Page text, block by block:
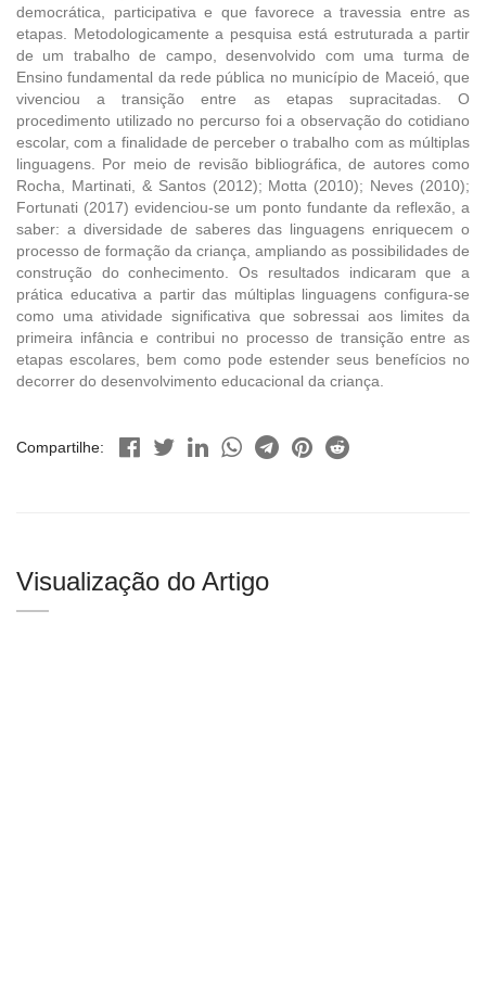
democrática, participativa e que favorece a travessia entre as
etapas. Metodologicamente a pesquisa está estruturada a partir
de um trabalho de campo, desenvolvido com uma turma de
Ensino fundamental da rede pública no município de Maceió, que
vivenciou a transição entre as etapas supracitadas. O
procedimento utilizado no percurso foi a observação do cotidiano
escolar, com a finalidade de perceber o trabalho com as múltiplas
linguagens. Por meio de revisão bibliográfica, de autores como
Rocha, Martinati, & Santos (2012); Motta (2010); Neves (2010);
Fortunati (2017) evidenciou-se um ponto fundante da reflexão, a
saber: a diversidade de saberes das linguagens enriquecem o
processo de formação da criança, ampliando as possibilidades de
construção do conhecimento. Os resultados indicaram que a
prática educativa a partir das múltiplas linguagens configura-se
como uma atividade significativa que sobressai aos limites da
primeira infância e contribui no processo de transição entre as
etapas escolares, bem como pode estender seus benefícios no
decorrer do desenvolvimento educacional da criança.
Compartilhe:
Visualização do Artigo